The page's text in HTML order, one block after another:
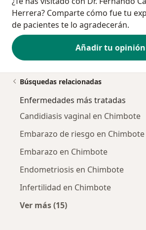
Herrera? Comparte cómo fue tu
de pacientes te lo agradecerán.
Añadir tu opinión
Búsquedas relacionadas
Enfermedades más tratadas
Candidiasis vaginal en Chimbote
Embarazo de riesgo en Chimbote
Embarazo en Chimbote
Endometriosis en Chimbote
Infertilidad en Chimbote
Ver más (15)